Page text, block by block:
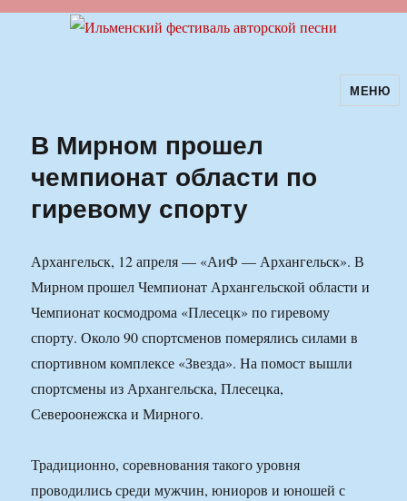
Ильменский фестиваль авторскойМЕНЮ
В Мирном прошел
чемпионат области по
гиревому спорту
Архангельск, 12 апреля — «АиФ — Архангельск». В
Мирном прошел Чемпионат Архангельской области и
Чемпионат космодрома «Плесецк» по гиревому
спорту. Около 90 спортсменов померялись силами в
спортивном комплексе «Звезда». На помост вышли
спортсмены из Архангельска, Плесецка,
Североонежска и Мирного.
Традиционно, соревнования такого уровня
проводились среди мужчин, юниоров и юношей с